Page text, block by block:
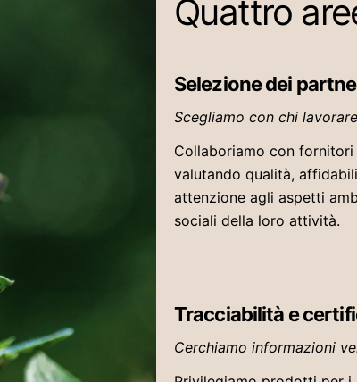
Quattro
Selezione dei
Scegliamo con chi lavorare
Collaboriamo con
valutando qualità,
attenzione agli aspetti
sociali della loro attività.
Tracciabilità e
Cerchiamo informazioni